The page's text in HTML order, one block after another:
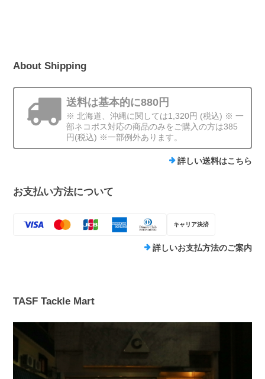
About Shipping
送料は基本的に880円
※ 北海道、沖縄に関しては1,320円 (税込) ※ 一
部ネコポス対応の商品のみをご購入の方は385
円(税込) ※一部例外あります。
詳しい送料はこちら
お支払い方法について
キャリア決済
詳しいお支払方法のご案内
TASF Tackle Mart